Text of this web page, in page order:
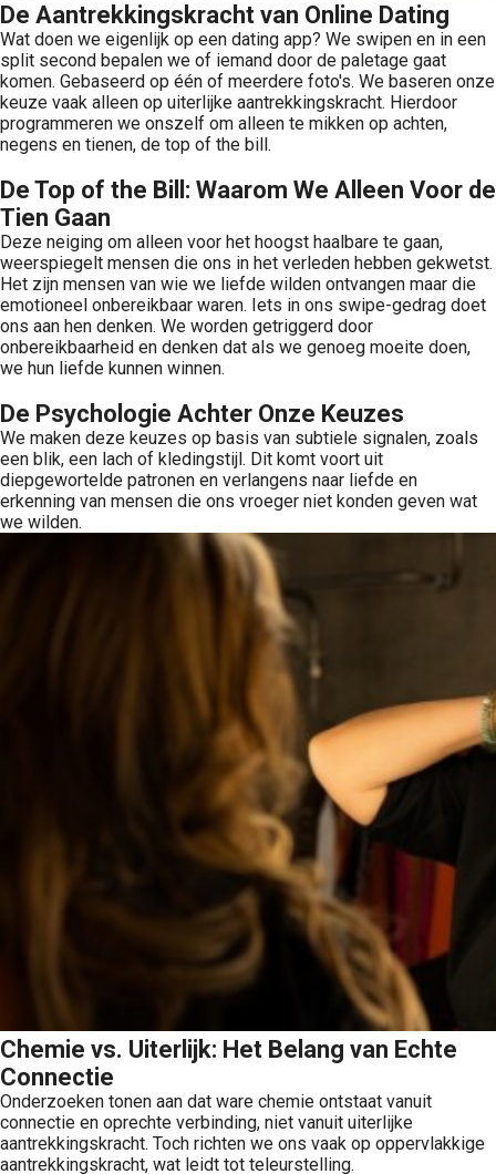
De Aantrekkingskracht van Online Dating
Wat doen we eigenlijk op een dating app? We swipen en in een
split second bepalen we of iemand door de paletage gaat
komen. Gebaseerd op één of meerdere foto's. We baseren onze
keuze vaak alleen op uiterlijke aantrekkingskracht. Hierdoor
programmeren we onszelf om alleen te mikken op achten,
negens en tienen, de top of the bill.
De Top of the Bill: Waarom We Alleen Voor de
Tien Gaan
Deze neiging om alleen voor het hoogst haalbare te gaan,
weerspiegelt mensen die ons in het verleden hebben gekwetst.
Het zijn mensen van wie we liefde wilden ontvangen maar die
emotioneel onbereikbaar waren. Iets in ons swipe-gedrag doet
ons aan hen denken. We worden getriggerd door
onbereikbaarheid en denken dat als we genoeg moeite doen,
we hun liefde kunnen winnen.
De Psychologie Achter Onze Keuzes
We maken deze keuzes op basis van subtiele signalen, zoals
een blik, een lach of kledingstijl. Dit komt voort uit
diepgewortelde patronen en verlangens naar liefde en
erkenning van mensen die ons vroeger niet konden geven wat
we wilden.
Chemie vs. Uiterlijk: Het Belang van Echte
Connectie
Onderzoeken tonen aan dat ware chemie ontstaat vanuit
connectie en oprechte verbinding, niet vanuit uiterlijke
aantrekkingskracht. Toch richten we ons vaak op oppervlakkige
aantrekkingskracht, wat leidt tot teleurstelling.